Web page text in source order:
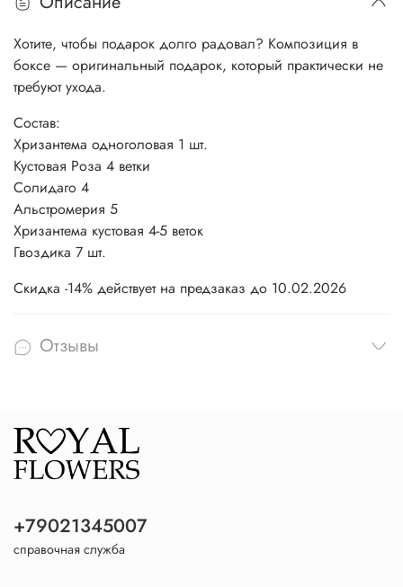
Хотите, чтобы подарок долго радовал? Композиция в
боксе — оригинальный подарок, который практически не
требуют ухода.
Состав:
Хризантема одноголовая 1 шт.
Кустовая Роза 4 ветки
Солидаго 4
Альстромерия 5
Хризантема кустовая 4-5 веток
Гвоздика 7 шт.
Скидка -14% действует на предзаказ до 10.02.2026
Отзывы
+79021345007
справочная служба